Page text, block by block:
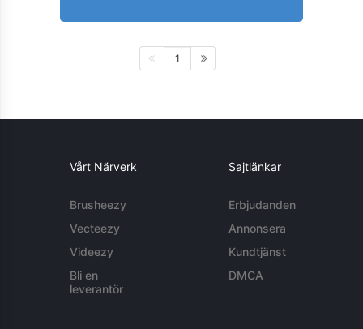
1
Vårt Närverk
Brusheezy
Vecteezy
Videezy
Bli en
leverantör
Sajtlänkar
Erbjudanden
Annonsera
Kundtjänst
DMCA